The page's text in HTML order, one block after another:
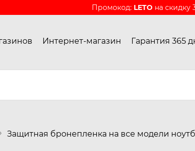
Промокод: LETO на скидку
Интернет-магазин Гарантия 365
Защитная бронепленка на все модели